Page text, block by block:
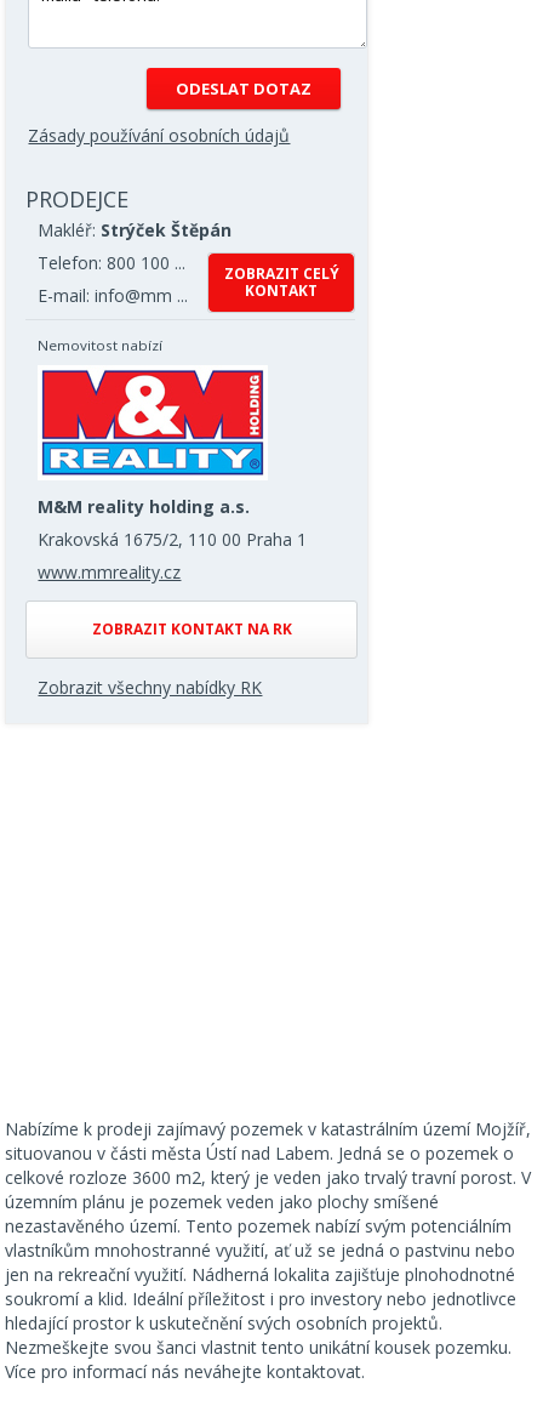
Zásady používání osobních údajů
PRODEJCE
Makléř: Strýček Štěpán
Telefon: 800 100 ...
E-mail: info@mm ...
ZOBRAZIT CELÝ
KONTAKT
Nemovitost nabízí
M&M reality holding a.s.
Krakovská 1675/2, 110 00 Praha 1
www.mmreality.cz
ZOBRAZIT KONTAKT NA RK
Zobrazit všechny nabídky RK
Nabízíme k prodeji zajímavý pozemek v katastrálním území Mojžíř,
situovanou v části města Ústí nad Labem. Jedná se o pozemek o
celkové rozloze 3600 m2, který je veden jako trvalý travní porost. V
územním plánu je pozemek veden jako plochy smíšené
nezastavěného území. Tento pozemek nabízí svým potenciálním
vlastníkům mnohostranné využití, ať už se jedná o pastvinu nebo
jen na rekreační využití. Nádherná lokalita zajišťuje plnohodnotné
soukromí a klid. Ideální příležitost i pro investory nebo jednotlivce
hledající prostor k uskutečnění svých osobních projektů.
Nezmeškejte svou šanci vlastnit tento unikátní kousek pozemku.
Více pro informací nás neváhejte kontaktovat.